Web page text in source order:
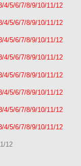
4/5/6/7/8/9/10/11/12
4/5/6/7/8/9/10/11/12
4/5/6/7/8/9/10/11/12
4/5/6/7/8/9/10/11/12
4/5/6/7/8/9/10/11/12
4/5/6/7/8/9/10/11/12
4/5/6/7/8/9/10/11/12
4/5/6/7/8/9/10/11/12
12